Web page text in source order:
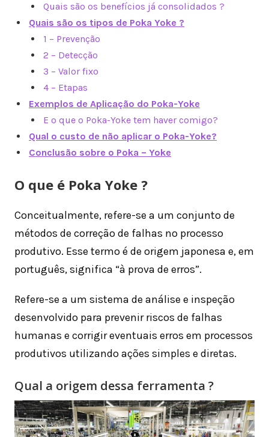
Quais são os benefícios já consolidados ?
Quais são os tipos de Poka Yoke ?
1 – Prevenção
2 – Detecção
3 – Valor fixo
4 – Etapas
Exemplos de Aplicação do Poka-Yoke
E o que o Poka-Yoke tem haver comigo?
Qual o custo de não aplicar o Poka-Yoke?
Conclusão sobre o Poka – Yoke
O que é Poka Yoke ?
Conceitualmente, refere-se a um conjunto de
métodos de correção de falhas no processo
produtivo. Esse termo é de origem japonesa e, em
português, significa “à prova de erros”.
Refere-se a um sistema de análise e inspeção
desenvolvido para prevenir riscos de falhas
humanas e corrigir eventuais erros em processos
produtivos utilizando ações simples e diretas.
Qual a origem dessa ferramenta ?